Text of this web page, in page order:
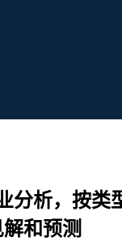
分析，按
和预测